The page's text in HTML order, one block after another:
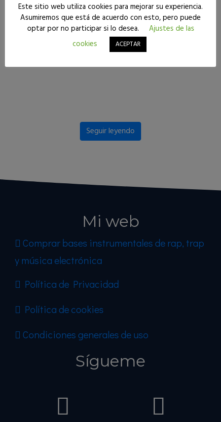
Seguir leyendo
Mi web
Comprar bases instrumentales de rap, trap
y música electrónica
Política de Privacidad
Política de cookies
Condiciones generales de uso
Sígueme
Este sitio web utiliza cookies para mejorar su experiencia.
Asumiremos que está de acuerdo con esto, pero puede
optar por no participar si lo desea.
Ajustes de las
cookies
ACEPTAR